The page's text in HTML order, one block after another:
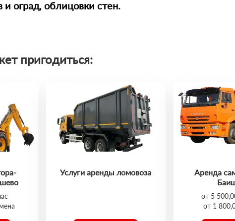
и оград, облицовки стен.
пригодиться:
Услуги аренды ломовоза
Аренда
от 5
от 1